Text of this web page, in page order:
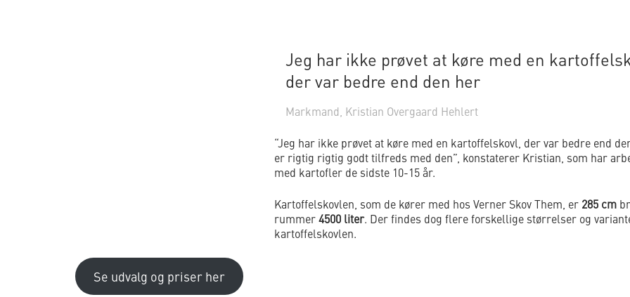
Jeg har ikke prøvet at køre med en
der var bedre end den her
Markmand, Kristian Overgaard Hehlert
“Jeg har ikke prøvet at køre med en kartoffelskovl, der var bedre end
er rigtig rigtig godt tilfreds med den”, konstaterer Kristian, som har
med kartofler de sidste 10-15 år.
Kartoffelskovlen, som de kører med hos Verner Skov Them, er 285 cm
rummer4500 liter. Der findes dog flere forskellige størrelser og
kartoffelskovlen.
Se udvalg og priser her